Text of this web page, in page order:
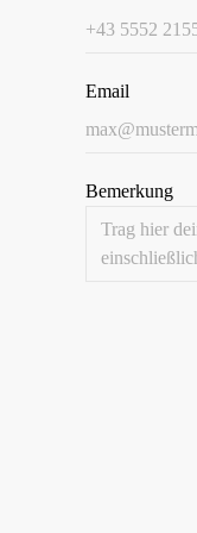
Email
Bemerkung